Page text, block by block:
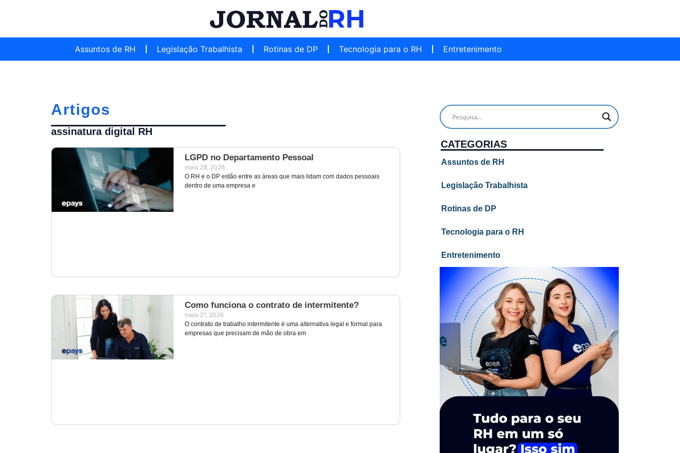
Assuntos de RH Legislação Trabalhista Rotinas de DP Tecnologia para o RH Entretenimento
Artigos
assinatura digital RH
LGPD no Departamento Pessoal
maio 28, 2026
O RH e o DP estão entre as áreas que mais lidam com dados pessoais
dentro de uma empresa e
Como funciona o contrato de intermitente?
maio 21, 2026
O contrato de trabalho intermitente é uma alternativa legal e formal para
empresas que precisam de mão de obra em
CATEGORIAS
Assuntos de RH
Legislação Trabalhista
Rotinas de DP
Tecnologia para o RH
Entretenimento